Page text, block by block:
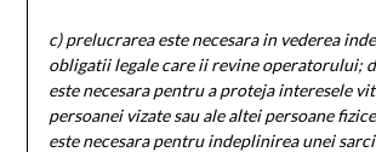
c) prelucrarea este necesara in vederea
obligatii legale care ii revine operatorului;
este necesara pentru a proteja interesele
persoanei vizate sau ale altei persoane
este necesara pentru indeplinirea unei